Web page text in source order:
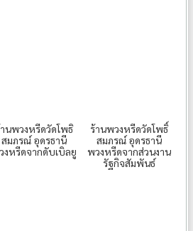
นพวงหรีดวัดโพธิ
สมภรณ์ อุดรธานี
งหรีดจากดับเบิลยู
ร้านพวงหรีดวัดโพธิ์
สมภรณ์ อุดรธานี
พวงหรีดจากส่วนงาน
รัฐกิจสัมพันธ์